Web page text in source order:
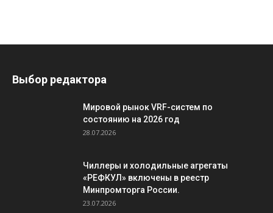
Выбор редактора
Мировой рынок VRF-систем по
состоянию на 2026 год
28.07.2026
Чиллеры и холодильные агрегаты
«РЕФКУЛ» включены в реестр
Минпромторга России.
23.07.2026